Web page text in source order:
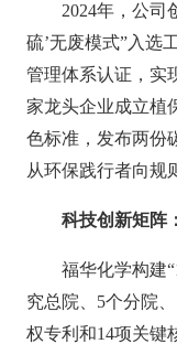
2024年，公司
硫’无废模式”入选
管理体系认证，实
家龙头企业成立植
色标准，发布两份
从环保践行者向规
科技创新矩阵
福华化学构建
究总院、5个分院
权专利和14项关键